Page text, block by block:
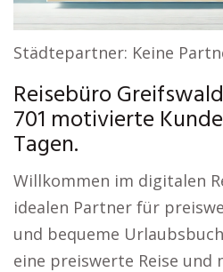
Städtepartner: Keine
Reisebüro
701 motivierte
Tagen.
Willkommen im digitalen
idealen Partner für
und bequeme
eine preiswerte Reise und